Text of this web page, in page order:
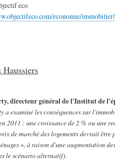
eco
economie/
Haussiers
directeur général de l'Institut de
a examiné les conséquences sur
2011 : une croissance de 2 % ou une
de marché des logements devrait
», à raison d'une augmentation
le scénario alternatif).